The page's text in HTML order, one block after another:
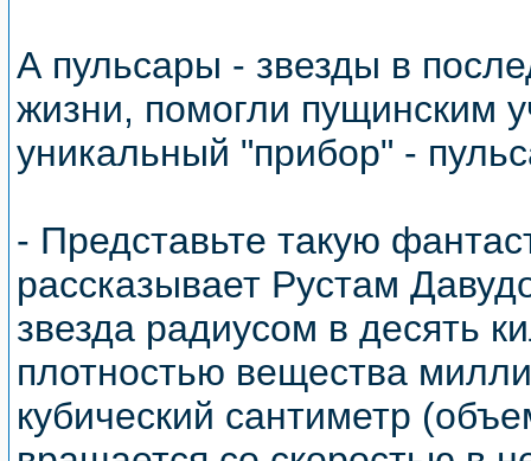
А пульсары - звезды в
жизни, помогли пущинским
уникальный "прибор" -
- Представьте такую
рассказывает Рустам
звезда радиусом в десять
плотностью вещества
кубический сантиметр